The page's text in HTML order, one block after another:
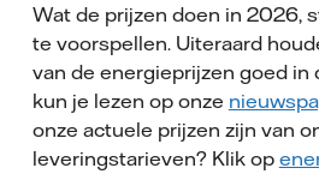
Wat de prijzen doen in 2026,
te voorspellen. Uiteraard
van de energieprijzen goed in
kun je lezen op onze
onze actuele prijzen zijn van
leveringstarieven? Klik op